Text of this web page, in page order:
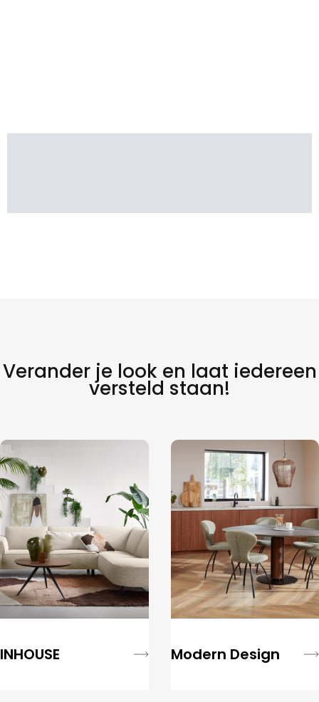
Verander je look en laat iedereen
versteld staan!
INHOUSE Modern Design